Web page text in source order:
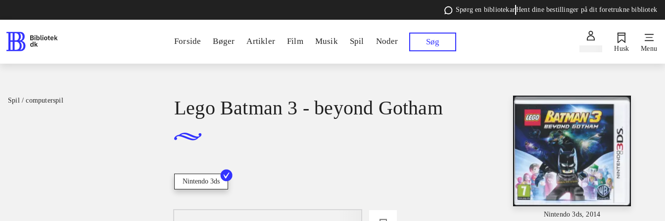
Spørg en bibliotekarHent dine bestillinger på dit foretrukne bibliotek
Forside Bøger Artikler Film Musik Spil Noder Søg
Husk Menu
Spil / computerspil
Nintendo 3ds, 2014
Lego Batman 3 - beyond Gotham
Nintendo 3ds